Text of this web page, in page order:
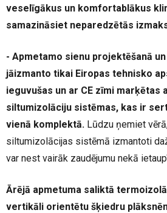
veselīgākus un komfortablākus
samazināsiet neparedzētās
- Apmetamo sienu projektēšanā
jāizmanto tikai Eiropas tehnisko
ieguvušas un ar CE zīmi marķētas
siltumizolāciju sistēmas, kas ir
vienā komplektā. Lūdzu ņemiet
siltumizolācijas sistēmā izmantoti
var nest vairāk zaudējumu nekā
Ārējā apmetuma saliktā
vertikāli orientētu šķiedru